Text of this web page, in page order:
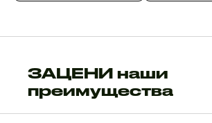
ЗАЦЕНИ наши
преимущества